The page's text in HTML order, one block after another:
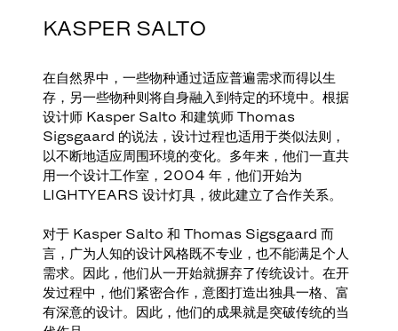
KASPER SALTO
在自然界中，一些物种通过适应普遍需求而得以生
存，另一些物种则将自身融入到特定的环境中。根据
设计师 Kasper Salto 和建筑师 Thomas
Sigsgaard 的说法，设计过程也适用于类似法则，
以不断地适应周围环境的变化。多年来，他们一直共
用一个设计工作室，2004 年，他们开始为
LIGHTYEARS 设计灯具，彼此建立了合作关系。
对于 Kasper Salto 和 Thomas Sigsgaard 而
言，广为人知的设计风格既不专业，也不能满足个人
需求。因此，他们从一开始就摒弃了传统设计。在开
发过程中，他们紧密合作，意图打造出独具一格、富
有深意的设计。因此，他们的成果就是突破传统的当